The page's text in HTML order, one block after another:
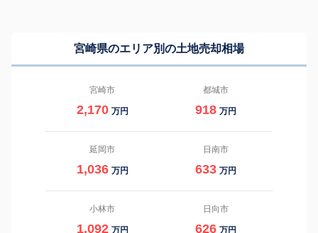
宮崎県のエリア別の土地売却相場
宮崎市
2,170 万円
都城市
918 万円
延岡市
1,036 万円
日南市
633 万円
小林市
1,092 万円
日向市
626 万円